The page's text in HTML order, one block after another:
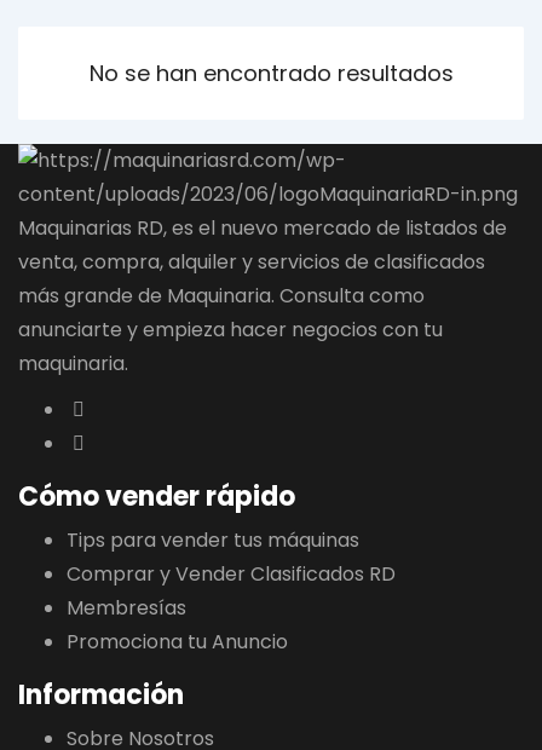
No se han encontrado resultados
Maquinarias RD, es el nuevo mercado de listados de
venta, compra, alquiler y servicios de clasificados
más grande de Maquinaria. Consulta como
anunciarte y empieza hacer negocios con tu
maquinaria.
Cómo vender rápido
Tips para vender tus máquinas
Comprar y Vender Clasificados RD
Membresías
Promociona tu Anuncio
Información
Sobre Nosotros